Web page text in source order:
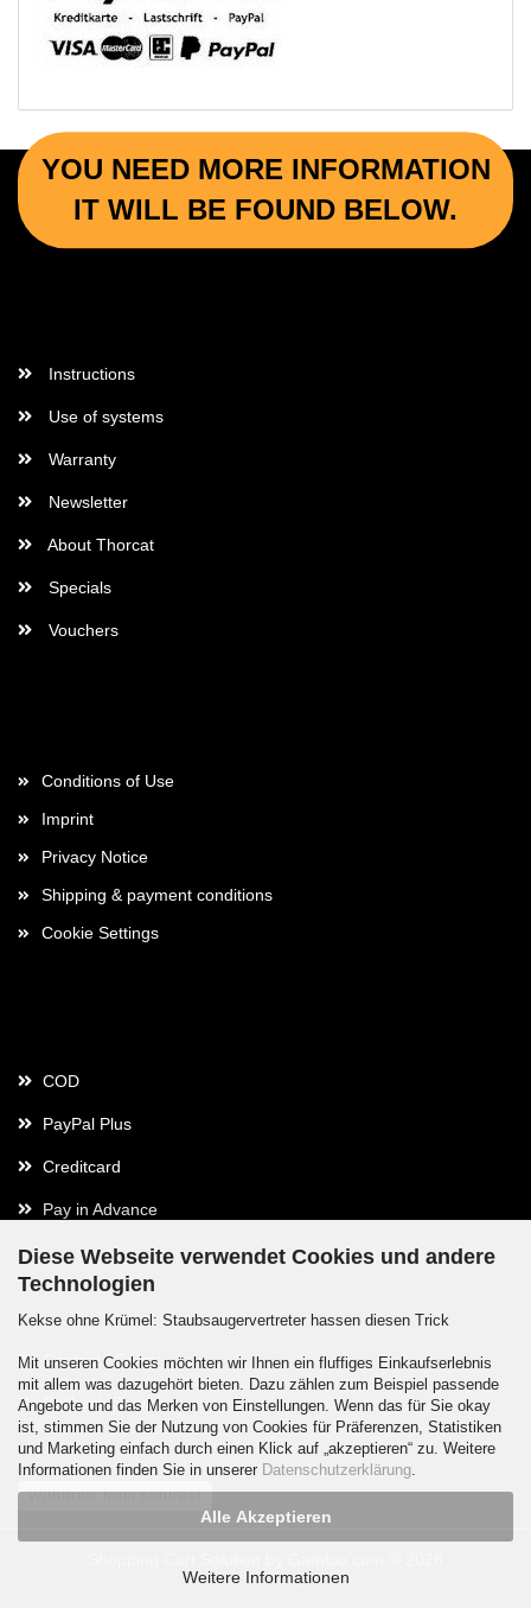
Diese Webseite verwendet Cookies und andere
Technologien
Kekse ohne Krümel: Staubsaugervertreter hassen diesen Trick
Mit unseren Cookies möchten wir Ihnen ein fluffiges Einkaufserlebnis
mit allem was dazugehört bieten. Dazu zählen zum Beispiel passende
Angebote und das Merken von Einstellungen. Wenn das für Sie okay
ist, stimmen Sie der Nutzung von Cookies für Präferenzen, Statistiken
und Marketing einfach durch einen Klick auf „akzeptieren“ zu. Weitere
Informationen finden Sie in unserer Datenschutzerklärung.
Alle Akzeptieren
Weitere Informationen
YOU NEED MORE INFORMATION
IT WILL BE FOUND BELOW.
Instructions
Use of systems
Warranty
Newsletter
About Thorcat
Specials
Vouchers
Conditions of Use
Imprint
Privacy Notice
Shipping & payment conditions
Cookie Settings
COD
PayPal Plus
Creditcard
Pay in Advance
Contact
Contact / Form
Callback Service
Withdraw from contract